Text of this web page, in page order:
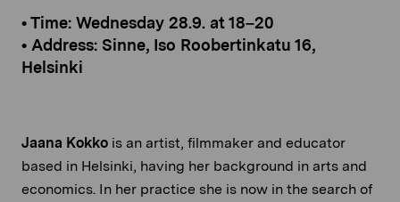
• Time: Wednesday 28.9. at 18–20
• Address: Sinne, Iso Roobertinkatu 16,
Helsinki
Jaana Kokko is an artist, filmmaker and educator
based in Helsinki, having her background in arts and
economics. In her practice she is now in the search of